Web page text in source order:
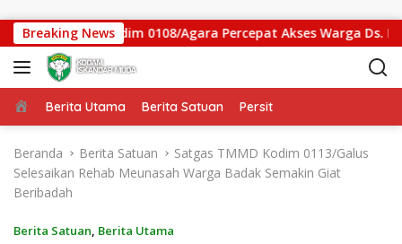
Breaking News
Gantung Kodim 0108/Agara Percepat Akses Warga Ds.
Beranda
Berita Utama Berita Satuan Persit
Beranda Berita Satuan
Satgas TMMD Kodim 0113/Galus
Selesaikan Rehab Meunasah Warga Badak Semakin Giat
Beribadah
Berita Satuan, Berita Utama